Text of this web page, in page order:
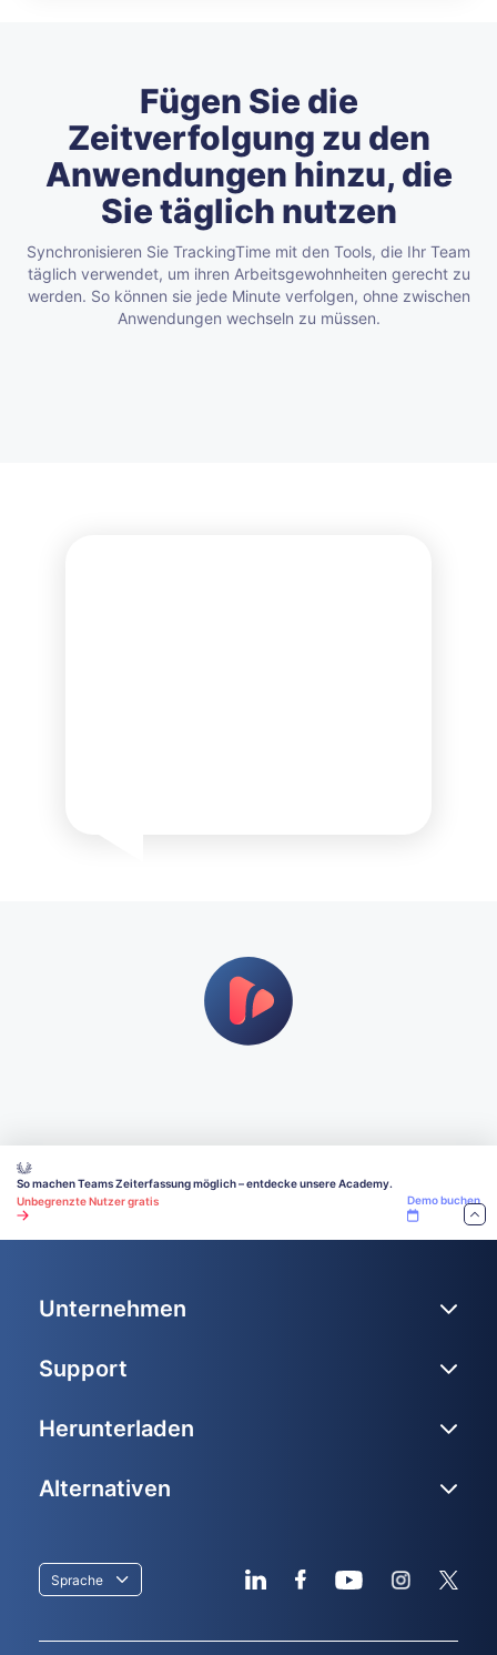
Fügen Sie die
Zeitverfolgung zu den
Anwendungen hinzu, die
Sie täglich nutzen
Synchronisieren Sie TrackingTime mit den Tools, die Ihr Team
täglich verwendet, um ihren Arbeitsgewohnheiten gerecht zu
werden. So können sie jede Minute verfolgen, ohne zwischen
Anwendungen wechseln zu müssen.
So machen Teams Zeiterfassung möglich – entdecke unsere Academy.
Unbegrenzte Nutzer gratis
Demo buchen
Sprache
Unternehmen
Support
Herunterladen
Alternativen